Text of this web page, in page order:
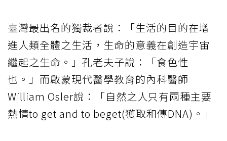
臺灣最出名的獨裁者說：「生活的目的在增
進人類全體之生活，生命的意義在創造宇宙
繼起之生命。」孔老夫子說：「食色性
也。」而啟蒙現代醫學教育的內科醫師
William Osler說：「自然之人只有兩種主要
熱情to get and to beget(獲取和傳DNA)。」